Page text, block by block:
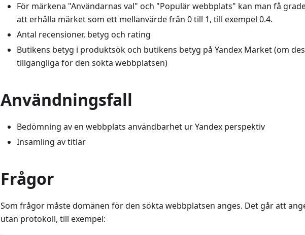
För märkena "Användarnas val" och "Populär webbplats" kan man få
att erhålla märket som ett mellanvärde från 0 till 1, till exempel 0.4.
Antal recensioner, betyg och rating
Butikens betyg i produktsök och butikens betyg på Yandex Market (om
tillgängliga för den sökta webbplatsen)
Användningsfall
Bedömning av en webbplats användbarhet ur Yandex perspektiv
Insamling av titlar
Frågor
Som frågor måste domänen för den sökta webbplatsen anges. Det går att
utan protokoll, till exempel: